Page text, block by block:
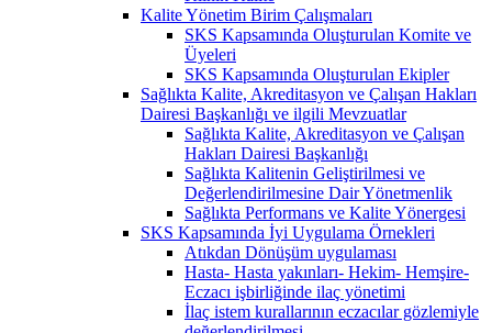
Kalite Yönetim Birim Çalışmaları
SKS Kapsamında Oluşturulan Komite ve
Üyeleri
SKS Kapsamında Oluşturulan Ekipler
Sağlıkta Kalite, Akreditasyon ve Çalışan Hakları
Dairesi Başkanlığı ve ilgili Mevzuatlar
Sağlıkta Kalite, Akreditasyon ve Çalışan
Hakları Dairesi Başkanlığı
Sağlıkta Kalitenin Geliştirilmesi ve
Değerlendirilmesine Dair Yönetmenlik
Sağlıkta Performans ve Kalite Yönergesi
SKS Kapsamında İyi Uygulama Örnekleri
Atıkdan Dönüşüm uygulaması
Hasta- Hasta yakınları- Hekim- Hemşire-
Eczacı işbirliğinde ilaç yönetimi
İlaç istem kurallarının eczacılar gözlemiyle